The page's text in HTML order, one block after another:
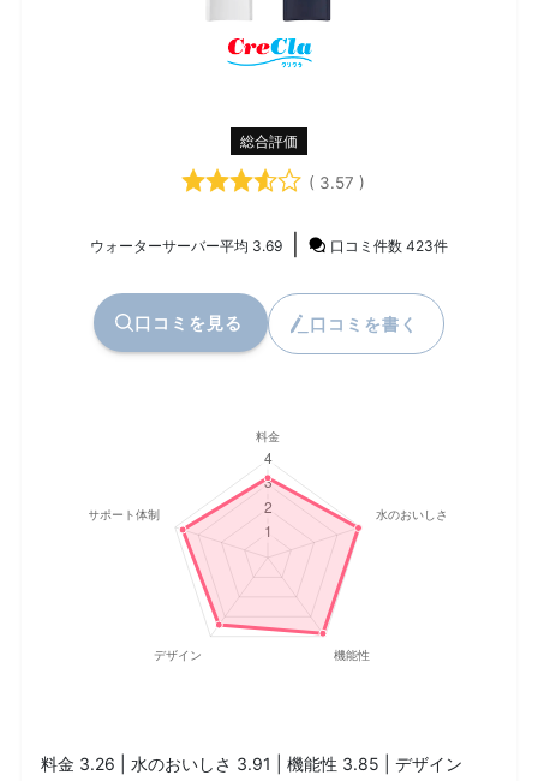
総合評価
( 3.57 )
ウォーターサーバー平均 3.69 口コミ件数 423件
口コミを見る 口コミを書く
料金 3.26 | 水のおいしさ 3.91 | 機能性 3.85 | デザイン